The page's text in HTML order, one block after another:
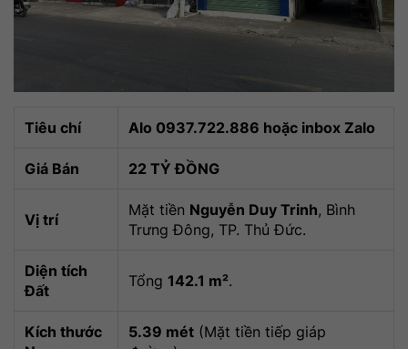
Tiêu chí Alo 0937.722.886 hoặc inbox Zalo
Giá Bán 22 TỶ ĐỒNG
Vị trí
Mặt tiền Nguyễn Duy Trinh, Bình
Trưng Đông, TP. Thủ Đức.
Diện tích
Đất
Tổng 142.1 m².
Kích thước
5.39 mét (Mặt tiền tiếp giáp